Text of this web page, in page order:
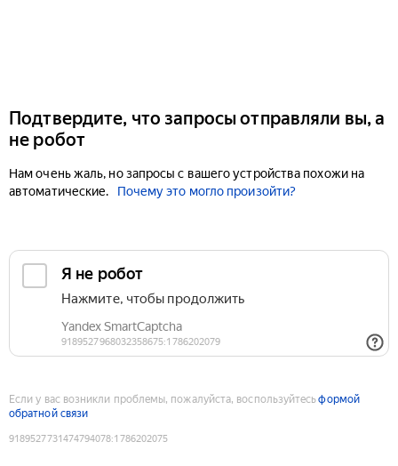
Подтвердите, что запросы отправляли вы, а
не робот
Нам очень жаль, но запросы с вашего устройства похожи на
автоматические.
Почему это могло произойти?
Если у вас возникли проблемы, пожалуйста, воспользуйтесьформой
обратной связи
9189527731474794078:1786202075